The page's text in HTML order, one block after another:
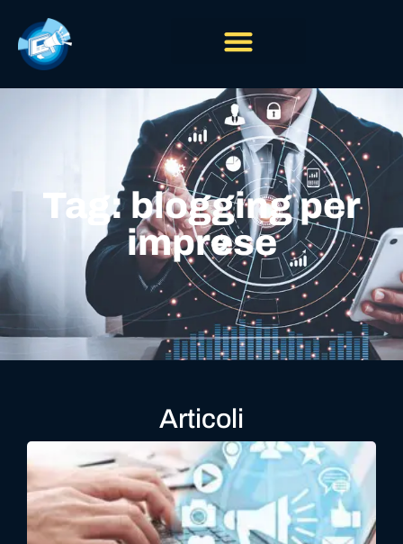
Tag: blogging per
imprese
Articoli